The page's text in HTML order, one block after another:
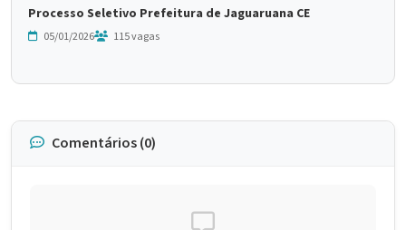
Processo Seletivo Prefeitura de Jaguaruana CE
05/01/2026 115 vagas
Comentários (0)